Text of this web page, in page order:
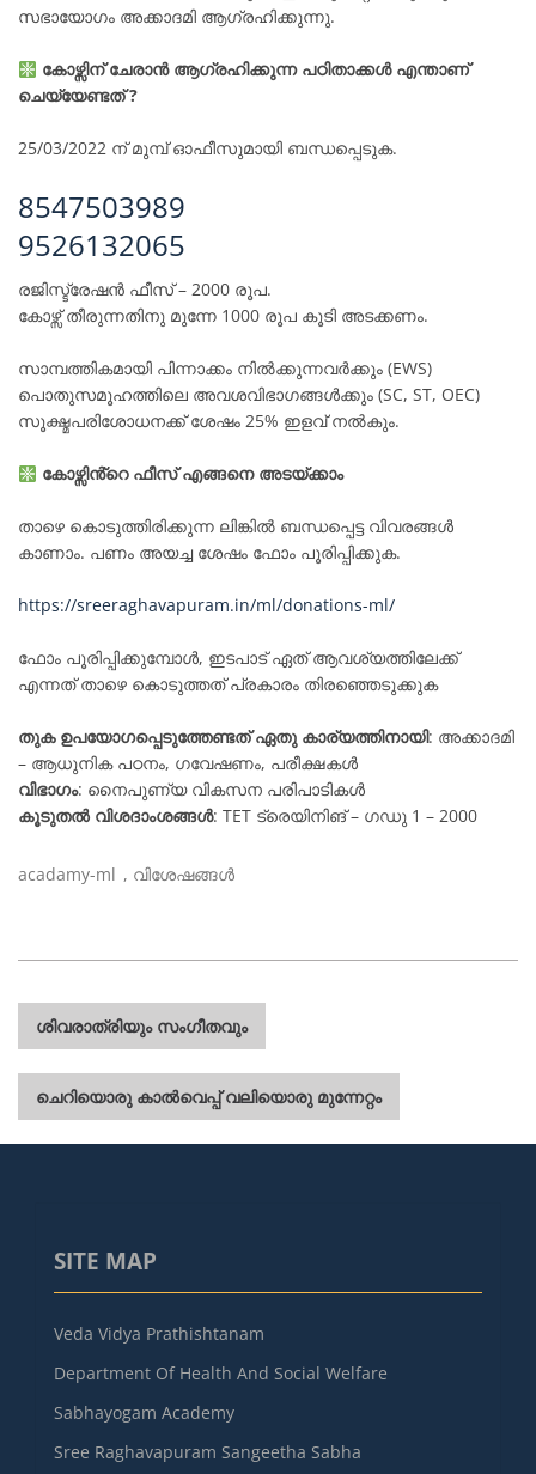
സഭായോഗം അക്കാദമി ആഗ്രഹിക്കുന്നു.
കോഴ്സിന് ചേരാൻ ആഗ്രഹിക്കുന്ന പഠിതാക്കൾ എന്താണ്
ചെയ്യേണ്ടത് ?
25/03/2022 ന് മുമ്പ് ഓഫീസുമായി ബന്ധപ്പെടുക.
8547503989
9526132065
രജിസ്ട്രേഷൻ ഫീസ് – 2000 രൂപ.
കോഴ്സ് തീരുന്നതിനു മുന്നേ 1000 രൂപ കൂടി അടക്കണം.
സാമ്പത്തികമായി പിന്നാക്കം നിൽക്കുന്നവർക്കും (EWS)
പൊതുസമൂഹത്തിലെ അവശവിഭാഗങ്ങൾക്കും (SC, ST, OEC)
സൂക്ഷ്മപരിശോധനക്ക് ശേഷം 25% ഇളവ് നൽകും.
കോഴ്സിൻ്റെ ഫീസ് എങ്ങനെ അടയ്ക്കാം
താഴെ കൊടുത്തിരിക്കുന്ന ലിങ്കിൽ ബന്ധപ്പെട്ട വിവരങ്ങൾ
കാണാം. പണം അയച്ച ശേഷം ഫോം പൂരിപ്പിക്കുക.
https://sreeraghavapuram.in/ml/donations-ml/
ഫോം പൂരിപ്പിക്കുമ്പോൾ, ഇടപാട് ഏത് ആവശ്യത്തിലേക്ക്
എന്നത് താഴെ കൊടുത്തത് പ്രകാരം തിരഞ്ഞെടുക്കുക
തുക ഉപയോഗപ്പെടുത്തേണ്ടത് ഏതു കാര്യത്തിനായി: അക്കാദമി
– ആധുനിക പഠനം, ഗവേഷണം, പരീക്ഷകൾ
വിഭാഗം: നൈപുണ്യ വികസന പരിപാടികൾ
കൂടുതൽ വിശദാംശങ്ങൾ: TET ട്രെയിനിങ് – ഗഡു 1 – 2000
acadamy-ml , വിശേഷങ്ങൾ
പോസ്റ്റുകളിലൂടെ
ശിവരാത്രിയും സംഗീതവും
ചെറിയൊരു കാൽവെപ്പ് വലിയൊരു മുന്നേറ്റം
SITE MAP
Veda Vidya Prathishtanam
Department Of Health And Social Welfare
Sabhayogam Academy
Sree Raghavapuram Sangeetha Sabha